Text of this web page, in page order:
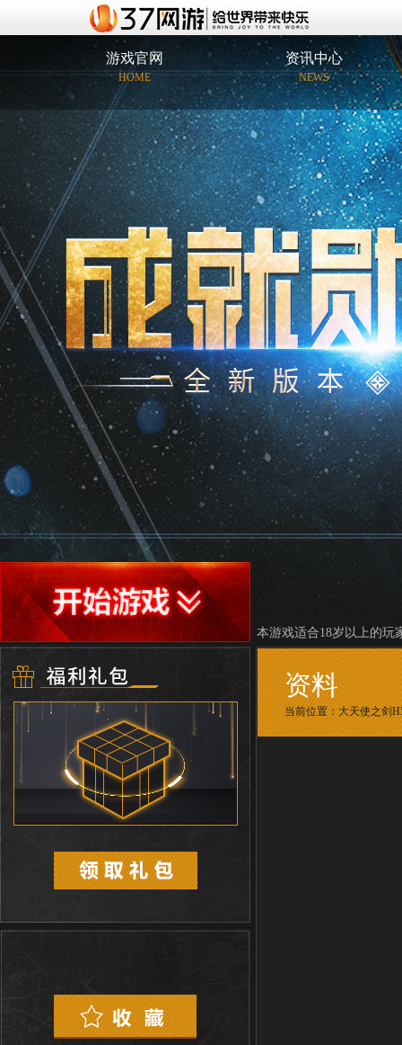
游戏官网
HOME
资讯中心
NEWS
本游戏适合18岁以上的玩
资料
当前位置： 大天使之剑